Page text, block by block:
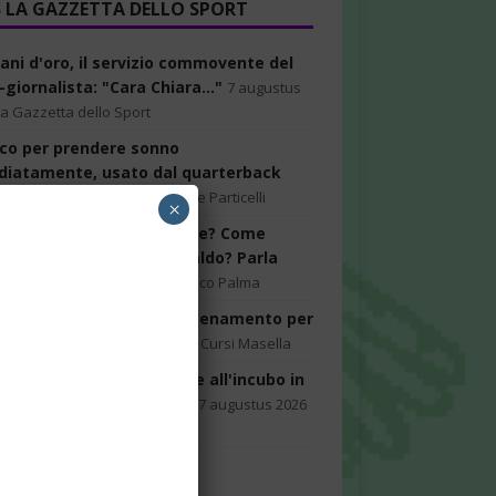
LA GAZZETTA DELLO SPORT
d'oro, il servizio commovente del
giornalista: "Cara Chiara..." 7 augustus
Gazzetta dello Sport
per prendere sonno
usato dal quarterback
Daniele Particelli
l’acne peggiora d’estate? Come
per gestirla col caldo? Parla
Francesco Palma
di risate: il miglior allenamento per
Daniela Cursi Masella
Marconi, dalle vacanze all'incubo in
7 augustus 2026
×